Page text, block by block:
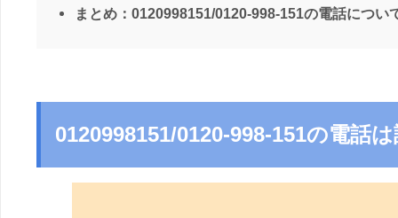
まとめ：0120998151/0120-998-151の電話につい
0120998151/0120-998-151の電話